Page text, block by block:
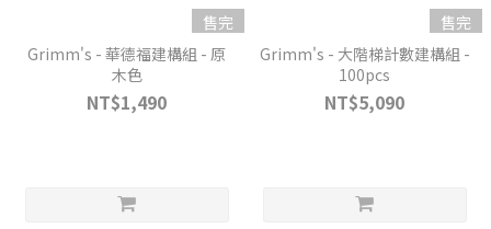
售完
Grimm's - 華德福建構組 - 原
木色
NT$1,490
售完
Grimm's - 大階梯計數建構組 -
100pcs
NT$5,090